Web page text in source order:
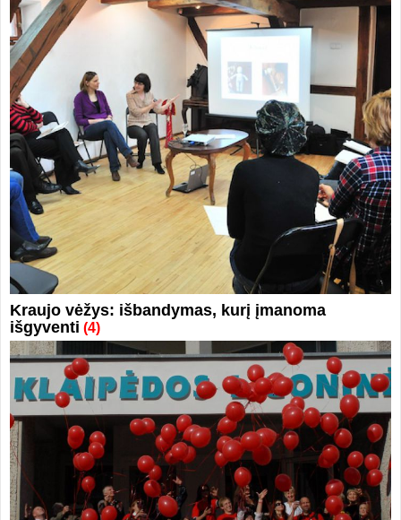
Kraujo vėžys: išbandymas, kurį įmanoma
išgyventi (4)